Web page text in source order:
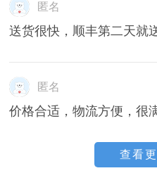
匿名
送货很快，顺丰第二天就
匿名
价格合适，物流方便，很
查看